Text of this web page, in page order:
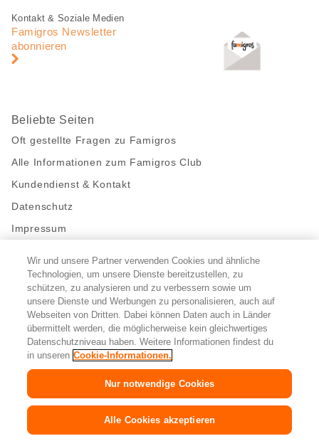
Fusszeile
Fusszeile
Navigation
Kontakt & Soziale Medien
Famigros Newsletter
abonnieren
Beliebte Seiten
Oft gestellte Fragen zu Famigros
Alle Informationen zum Famigros Club
Kundendienst & Kontakt
Datenschutz
Impressum
Bleibe mit uns in Kontakt
Facebook
https://twitter.com/migros
https://www.youtube.com/user/
PinterestInstagram
Cookie-Einstellungen
© 2026 Migros-Genossenschafts-Bund
FR IT
Wir und unsere Partner verwenden Cookies und ähnliche
Technologien, um unsere Dienste bereitzustellen, zu
schützen, zu analysieren und zu verbessern sowie um
unsere Dienste und Werbungen zu personalisieren, auch auf
Webseiten von Dritten. Dabei können Daten auch in Länder
übermittelt werden, die möglicherweise kein gleichwertiges
Datenschutzniveau haben. Weitere Informationen findest du
in unseren Cookie-Informationen.
Nur notwendige Cookies
Alle Cookies akzeptieren